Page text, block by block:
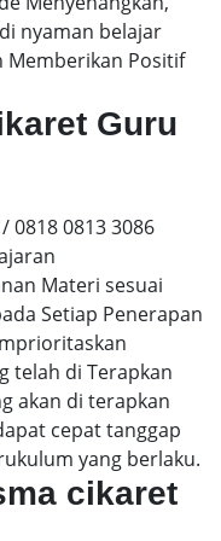
nyaman belajar
Memberikan Positif
Guru
0818 0813 3086
Materi sesuai
Setiap Penerapan
telah di Terapkan
akan di terapkan
cepat tanggap
yang berlaku.
cikaret